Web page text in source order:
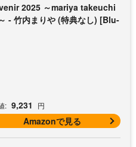
2025 ～mariya takeuchi
- 竹内まりや (特典なし) [Blu-
: 9,231 円
Amazonで見る